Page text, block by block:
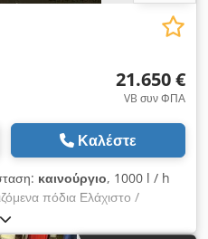
21.650 €
VB συν ΦΠΑ
Καλέστε
καινούργιο, 1000 l / h
πόδια Ελάχιστο /
δοχείο πίεσης Δοχείο πίεσης
πιέζεται μέσω μιας κεφαλής